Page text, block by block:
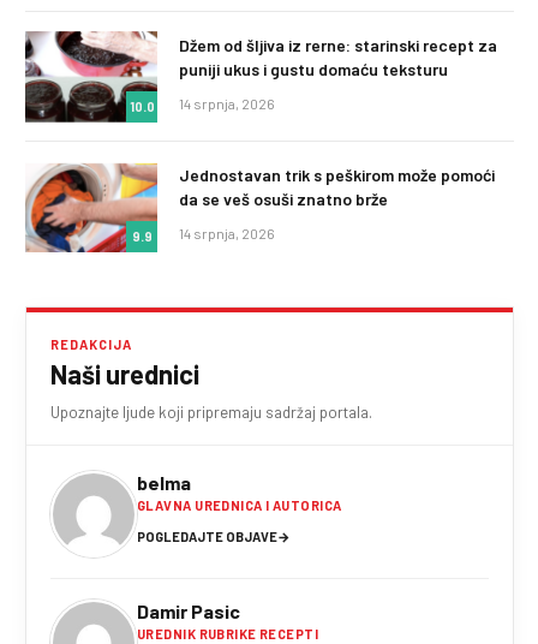
10.0
Džem od šljiva iz rerne: starinski recept za
puniji ukus i gustu domaću teksturu
14 srpnja, 2026
9.9
Jednostavan trik s peškirom može pomoći
da se veš osuši znatno brže
14 srpnja, 2026
REDAKCIJA
Naši urednici
Upoznajte ljude koji pripremaju sadržaj portala.
belma
GLAVNA UREDNICA I AUTORICA
POGLEDAJTE OBJAVE→
Damir Pasic
UREDNIK RUBRIKE RECEPTI